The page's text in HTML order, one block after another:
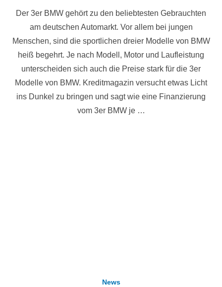
Der 3er BMW gehört zu den beliebtesten Gebrauchten
am deutschen Automarkt. Vor allem bei jungen
Menschen, sind die sportlichen dreier Modelle von BMW
heiß begehrt. Je nach Modell, Motor und Laufleistung
unterscheiden sich auch die Preise stark für die 3er
Modelle von BMW. Kreditmagazin versucht etwas Licht
ins Dunkel zu bringen und sagt wie eine Finanzierung
vom 3er BMW je …
News